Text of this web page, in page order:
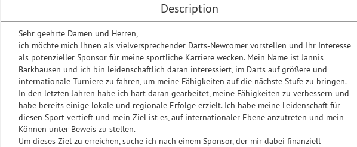
Description
Sehr geehrte Damen und Herren,
ich möchte mich Ihnen als vielversprechender Darts-Newcomer vorstellen und Ihr Interesse
als potenzieller Sponsor für meine sportliche Karriere wecken. Mein Name ist Jannis
Barkhausen und ich bin leidenschaftlich daran interessiert, im Darts auf größere und
internationale Turniere zu fahren, um meine Fähigkeiten auf die nächste Stufe zu bringen.
In den letzten Jahren habe ich hart daran gearbeitet, meine Fähigkeiten zu verbessern und
habe bereits einige lokale und regionale Erfolge erzielt. Ich habe meine Leidenschaft für
diesen Sport vertieft und mein Ziel ist es, auf internationaler Ebene anzutreten und mein
Können unter Beweis zu stellen.
Um dieses Ziel zu erreichen, suche ich nach einem Sponsor, der mir dabei finanziell